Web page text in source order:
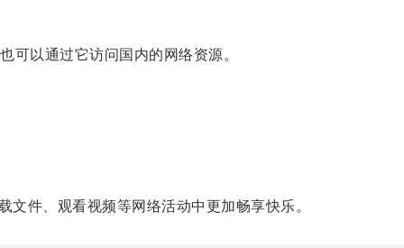
以通过它访问国内的网络资源。
件、观看视频等网络活动中更加畅享快乐。